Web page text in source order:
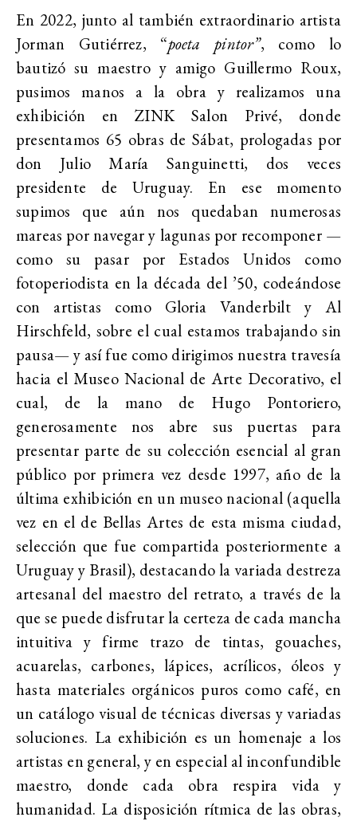
En 2022, junto al también extraordinario artista
Jorman Gutiérrez, “poeta pintor”, como lo
bautizó su maestro y amigo Guillermo Roux,
pusimos manos a la obra y realizamos una
exhibición en ZINK Salon Privé, donde
presentamos 65 obras de Sábat, prologadas por
don Julio María Sanguinetti, dos veces
presidente de Uruguay. En ese momento
supimos que aún nos quedaban numerosas
mareas por navegar y lagunas por recomponer —
como su pasar por Estados Unidos como
fotoperiodista en la década del ’50, codeándose
con artistas como Gloria Vanderbilt y Al
Hirschfeld, sobre el cual estamos trabajando sin
pausa— y así fue como dirigimos nuestra travesía
hacia el Museo Nacional de Arte Decorativo, el
cual, de la mano de Hugo Pontoriero,
generosamente nos abre sus puertas para
presentar parte de su colección esencial al gran
público por primera vez desde 1997, año de la
última exhibición en un museo nacional (aquella
vez en el de Bellas Artes de esta misma ciudad,
selección que fue compartida posteriormente a
Uruguay y Brasil), destacando la variada destreza
artesanal del maestro del retrato, a través de la
que se puede disfrutar la certeza de cada mancha
intuitiva y firme trazo de tintas, gouaches,
acuarelas, carbones, lápices, acrílicos, óleos y
hasta materiales orgánicos puros como café, en
un catálogo visual de técnicas diversas y variadas
soluciones. La exhibición es un homenaje a los
artistas en general, y en especial al inconfundible
maestro, donde cada obra respira vida y
humanidad. La disposición rítmica de las obras,